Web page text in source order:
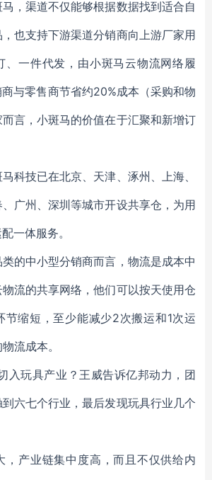
，渠道不仅能够根据数据找到适合自
也支持下游渠道分销商向上游厂家用
、一件代发，由小斑马云物流网络履
与零售商节省约20%成本（采购和物
言，小斑马的价值在于汇聚和新增订
科技已在北京、天津、涿州、上海、
广州、深圳等城市开设共享仓，为用
一体服务。
的中小型分销商而言，物流是成本中
流的共享网络，他们可以按天使用仓
节缩短，至少能减少2次搬运和1次运
流成本。
入玩具产业？王威告诉亿邦动力，团
六七个行业，最后发现玩具行业几个
，产业链集中度高，而且不仅供给内